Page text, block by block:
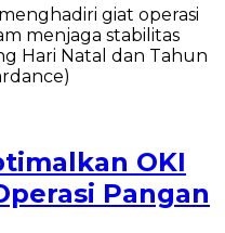
OKI
Pangan